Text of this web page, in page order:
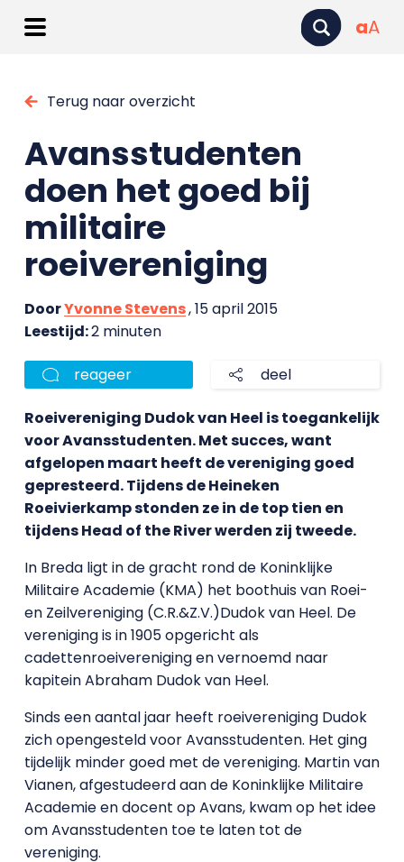
aA
Terug naar overzicht
Avansstudenten
doen het goed bij
militaire
roeivereniging
DoorYvonne Stevens, 15 april 2015
Leestijd:2 minuten
reageer deel
Roeivereniging Dudok van Heel is toegankelijk
voor Avansstudenten. Met succes, want
afgelopen maart heeft de vereniging goed
gepresteerd. Tijdens de Heineken
Roeivierkamp stonden ze in de top tien en
tijdens Head of the River werden zij tweede.
In Breda ligt in de gracht rond de Koninklijke
Militaire Academie (KMA) het boothuis van Roei-
en Zeilvereniging (C.R.&Z.V.)Dudok van Heel. De
vereniging is in 1905 opgericht als
cadettenroeivereniging en vernoemd naar
kapitein Abraham Dudok van Heel.
Sinds een aantal jaar heeft roeivereniging Dudok
zich opengesteld voor Avansstudenten. Het ging
tijdelijk minder goed met de vereniging. Martin van
Vianen, afgestudeerd aan de Koninklijke Militaire
Academie en docent op Avans, kwam op het idee
om Avansstudenten toe te laten tot de
vereniging.